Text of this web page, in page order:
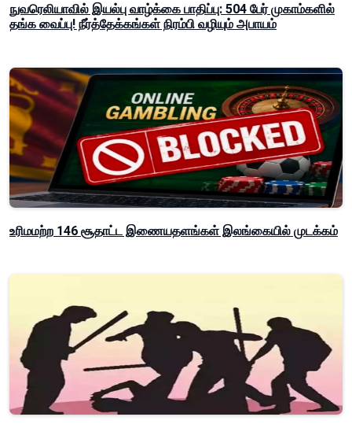
நுவரெலியாவில் இயல்பு வாழ்க்கை பாதிப்பு: 504 பேர் முகாம்களில்
தங்க வைப்பு! நீர்த்தேக்கங்கள் நிரம்பி வழியும் அபாயம்
உரிமமற்ற 146 சூதாட்ட இணையதளங்கள் இலங்கையில் முடக்கம்